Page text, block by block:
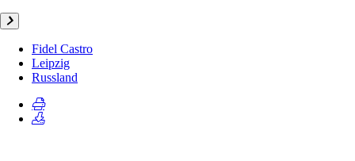
Fidel Castro
Leipzig
Russland